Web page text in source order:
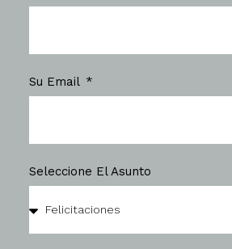
Su Email
Seleccione El Asunto